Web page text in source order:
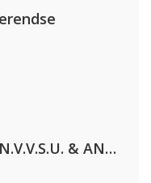
Lustrum U.V.S.V/N.V.V.S.U. & ANNO ONS & Jopke van Dobbenburgh & Roeland Beelen